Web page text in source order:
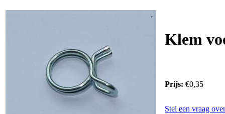
Klem
Prijs: €0,35
Stel een vraag